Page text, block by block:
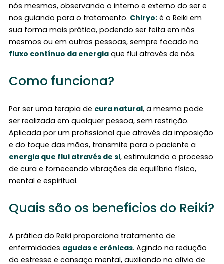
nós mesmos, observando o interno e externo do ser e
nos guiando para o tratamento. Chiryo:é o Reiki em
sua forma mais prática, podendo ser feita em nós
mesmos ou em outras pessoas, sempre focado no
fluxo contínuo da energiaque flui através de nós.
Como funciona?
Por ser uma terapia de cura natural, a mesma pode
ser realizada em qualquer pessoa, sem restrição.
Aplicada por um profissional que através da imposição
e do toque das mãos, transmite para o paciente a
energia que flui através de si, estimulando o processo
de cura e fornecendo vibrações de equilíbrio físico,
mental e espiritual.
Quais são os benefícios do Reiki?
A prática do Reiki proporciona tratamento de
enfermidades agudas e crônicas. Agindo na redução
do estresse e cansaço mental, auxiliando no alívio de